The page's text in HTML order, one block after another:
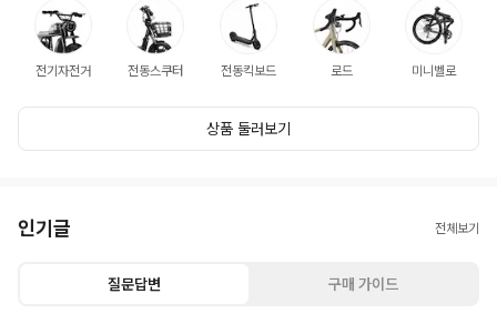
전기자전거 전동스쿠터 전동킥보드 로드 미니벨로
상품 둘러보기
인기글 전체보기
질문답변 구매 가이드